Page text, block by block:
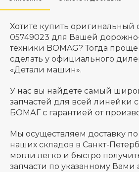
Хотите купить
05749023 для Вашей
техники BOMAG? Тогда проще
сделать у официального
«Детали машин».
У нас вы найдете самый
запчастей для всей линейки
БОМАГ с гарантией от
Мы осуществляем доставку
наших складов в Санкт-
могли легко и быстро
запчасти по указанному Вами